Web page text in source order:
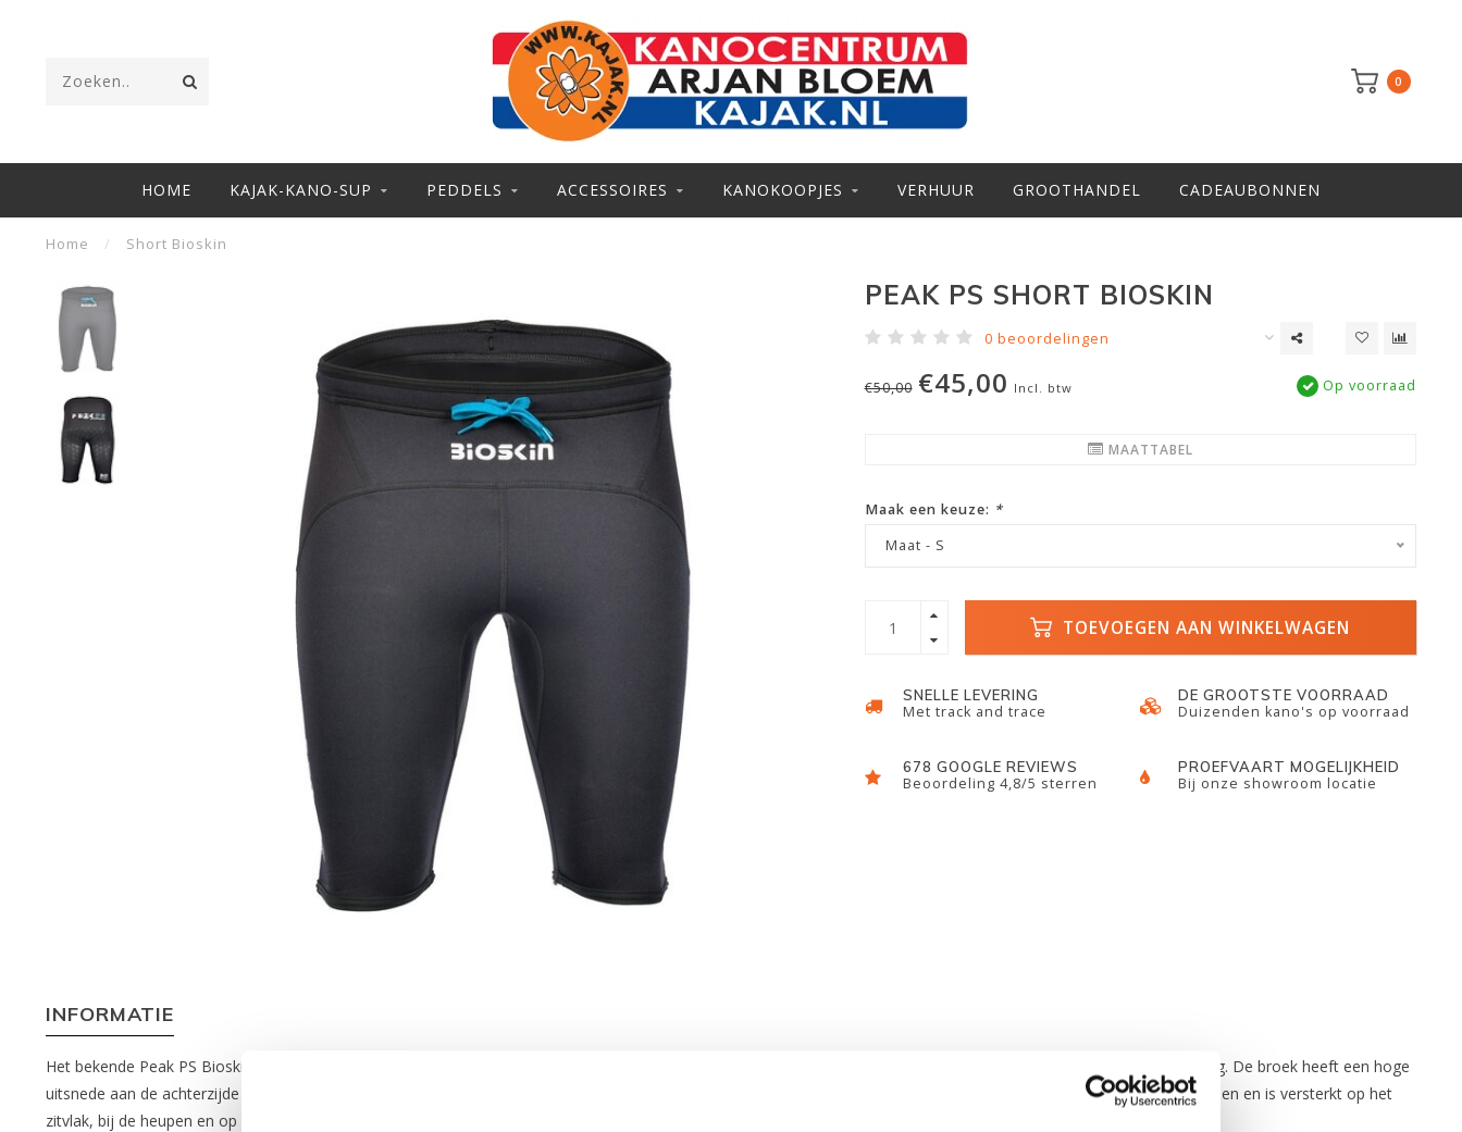
0
HOME KAJAK-KANO-SUP PEDDELS ACCESSOIRES KANOKOOPJES VERHUUR GROOTHANDEL CADEAUBONNEN
Home / Short Bioskin
PEAK PS SHORT BIOSKIN
0 beoordelingen
€50,00 €45,00 Incl. btw Op voorraad
MAATTABEL
Maak een keuze: *
Maat - S
TOEVOEGEN AAN WINKELWAGEN
SNELLE LEVERING
Met track and trace
DE GROOTSTE VOORRAAD
Duizenden kano's op voorraad
678 GOOGLE REVIEWS
Beoordeling 4,8/5 sterren
PROEFVAART MOGELIJKHEID
Bij onze showroom locatie
INFORMATIE
Het bekende Peak PS Bioskin short welke al velen jaren geliefd is onder kajakkers. Dit short is warm, sterk, comfortabel en makkelijk te combineren met andere kleding. De broek heeft een hoge
uitsnede aan de achterzijde wat voorkomt dat de onderrug bloot komt te liggen in zithouding. De broek is gemaakt van 2 millimeter en 2.5 millimeter bio-based neopreen en is versterkt op het
zitvlak, bij de heupen en op de knieën. Het zitvlak is ook nog eens voorzien van een anti-slip print.